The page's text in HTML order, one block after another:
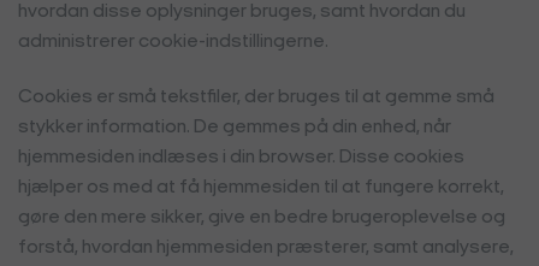
hvordan disse oplysninger bruges, samt hvordan du
administrerer cookie-indstillingerne.
Cookies er små tekstfiler, der bruges til at gemme små
stykker information. De gemmes på din enhed, når
hjemmesiden indlæses i din browser. Disse cookies
hjælper os med at få hjemmesiden til at fungere korrekt,
gøre den mere sikker, give en bedre brugeroplevelse og
forstå, hvordan hjemmesiden præsterer, samt analysere,